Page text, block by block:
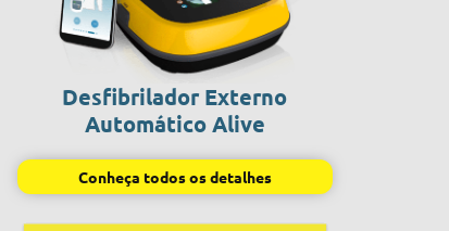
Desfibrilador Externo
Automático Alive
Conheça todos os detalhes